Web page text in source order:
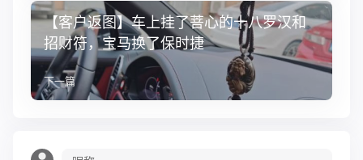
【客户返图】车上挂了菩心的十八罗汉和
招财符，宝马换了保时捷
下一篇